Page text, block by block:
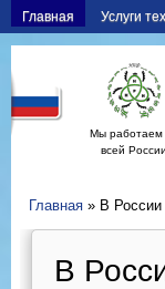
Главная Услуги
Мы работаем
всей России
Главная » В России
В